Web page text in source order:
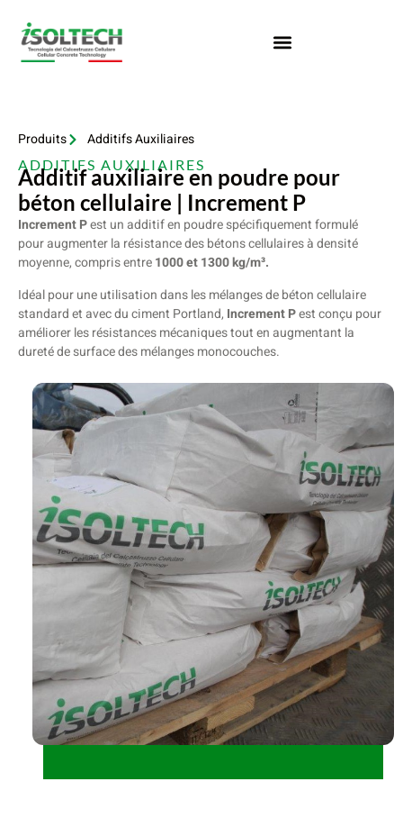
Produits Additifs Auxiliaires
ADDITIFS AUXILIAIRES
Additif auxiliaire en poudre pour
béton cellulaire | Increment P
Increment Pest un additif en poudre spécifiquement formulé
pour augmenter la résistance des bétons cellulaires à densité
moyenne, compris entre1000 et 1300 kg/m³.
Idéal pour une utilisation dans les mélanges de béton cellulaire
standard et avec du ciment Portland, Increment Pest conçu pour
améliorer les résistances mécaniques tout en augmentant la
dureté de surface des mélanges monocouches.